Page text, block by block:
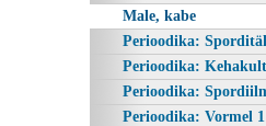
Kuningas kummuli!
Male, kabe
Perioodika:
Perioodika:
Perioodika:
Perioodika: Vormel 1